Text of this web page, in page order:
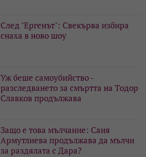
След "Ергенът": Свекърва избира
снаха в ново шоу
Уж беше самоубийство -
разследването за смъртта на Тодор
Славков продължава
Защо е това мълчание: Саня
Армутлиева продължава да мълчи
за раздялата с Дара?